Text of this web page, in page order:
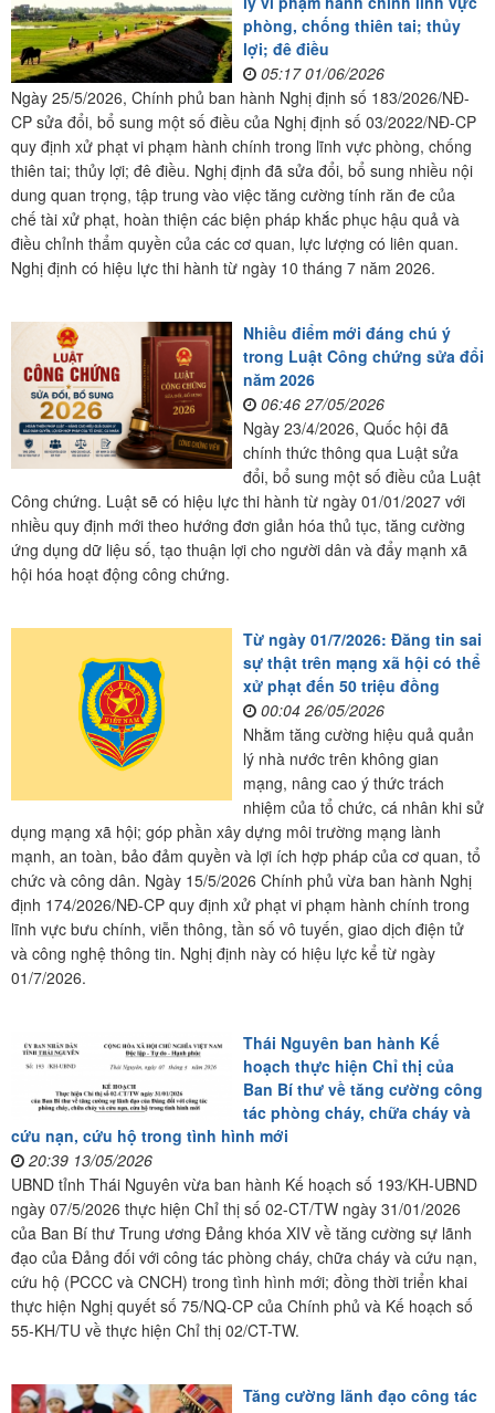
phòng, chống thiên tai; thủy
lợi; đê điều
05:17 01/06/2026
Ngày 25/5/2026, Chính phủ ban hành Nghị định số 183/2026/NĐ-
CP sửa đổi, bổ sung một số điều của Nghị định số 03/2022/NĐ-CP
quy định xử phạt vi phạm hành chính trong lĩnh vực phòng, chống
thiên tai; thủy lợi; đê điều. Nghị định đã sửa đổi, bổ sung nhiều nội
dung quan trọng, tập trung vào việc tăng cường tính răn đe của
chế tài xử phạt, hoàn thiện các biện pháp khắc phục hậu quả và
điều chỉnh thẩm quyền của các cơ quan, lực lượng có liên quan.
Nghị định có hiệu lực thi hành từ ngày 10 tháng 7 năm 2026.
Nhiều điểm mới đáng chú ý
trong Luật Công chứng sửa đổi
năm 2026
06:46 27/05/2026
Ngày 23/4/2026, Quốc hội đã
chính thức thông qua Luật sửa
đổi, bổ sung một số điều của Luật
Công chứng. Luật sẽ có hiệu lực thi hành từ ngày 01/01/2027 với
nhiều quy định mới theo hướng đơn giản hóa thủ tục, tăng cường
ứng dụng dữ liệu số, tạo thuận lợi cho người dân và đẩy mạnh xã
hội hóa hoạt động công chứng.
Từ ngày 01/7/2026: Đăng tin sai
sự thật trên mạng xã hội có thể
xử phạt đến 50 triệu đồng
00:04 26/05/2026
Nhằm tăng cường hiệu quả quản
lý nhà nước trên không gian
mạng, nâng cao ý thức trách
nhiệm của tổ chức, cá nhân khi sử
dụng mạng xã hội; góp phần xây dựng môi trường mạng lành
mạnh, an toàn, bảo đảm quyền và lợi ích hợp pháp của cơ quan, tổ
chức và công dân. Ngày 15/5/2026 Chính phủ vừa ban hành Nghị
định 174/2026/NĐ-CP quy định xử phạt vi phạm hành chính trong
lĩnh vực bưu chính, viễn thông, tần số vô tuyến, giao dịch điện tử
và công nghệ thông tin. Nghị định này có hiệu lực kể từ ngày
01/7/2026.
Thái Nguyên ban hành Kế
hoạch thực hiện Chỉ thị của
Ban Bí thư về tăng cường công
tác phòng cháy, chữa cháy và
cứu nạn, cứu hộ trong tình hình mới
20:39 13/05/2026
UBND tỉnh Thái Nguyên vừa ban hành Kế hoạch số 193/KH-UBND
ngày 07/5/2026 thực hiện Chỉ thị số 02-CT/TW ngày 31/01/2026
của Ban Bí thư Trung ương Đảng khóa XIV về tăng cường sự lãnh
đạo của Đảng đối với công tác phòng cháy, chữa cháy và cứu nạn,
cứu hộ (PCCC và CNCH) trong tình hình mới; đồng thời triển khai
thực hiện Nghị quyết số 75/NQ-CP của Chính phủ và Kế hoạch số
55-KH/TU về thực hiện Chỉ thị 02/CT-TW.
Tăng cường lãnh đạo công tác